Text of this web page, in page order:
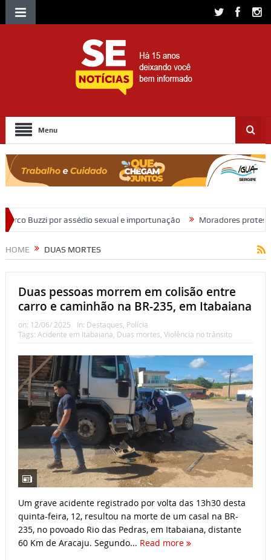
Menu
sexual e importunação Moradores protestam e cobram
HOME DUAS MORTES
Duas pessoas morrem em colisão entre
carro e caminhão na BR-235, em Itabaiana
on: 12/06/ 2025 In: Destaques, Polícia
Tags: Acidente em Itabaiana, Duas mortes, Violência no trânsito
Um grave acidente registrado por volta das 13h30 desta
quinta-feira, 12, resultou na morte de um casal na BR-
235, no povoado Rio das Pedras, em Itabaiana, distante
60 Km de Aracaju. Segundo... Read more